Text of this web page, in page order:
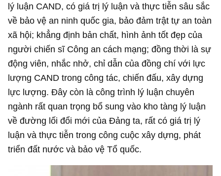
lý luận CAND, có giá trị lý luận và thực tiễn sâu sắc
về bảo vệ an ninh quốc gia, bảo đảm trật tự an toàn
xã hội; khẳng định bản chất, hình ảnh tốt đẹp của
người chiến sĩ Công an cách mạng; đồng thời là sự
động viên, nhắc nhở, chỉ dẫn của đồng chí với lực
lượng CAND trong công tác, chiến đấu, xây dựng
lực lượng. Đây còn là công trình lý luận chuyên
ngành rất quan trọng bổ sung vào kho tàng lý luận
về đường lối đổi mới của Đảng ta, rất có giá trị lý
luận và thực tiễn trong công cuộc xây dựng, phát
triển đất nước và bảo vệ Tổ quốc.